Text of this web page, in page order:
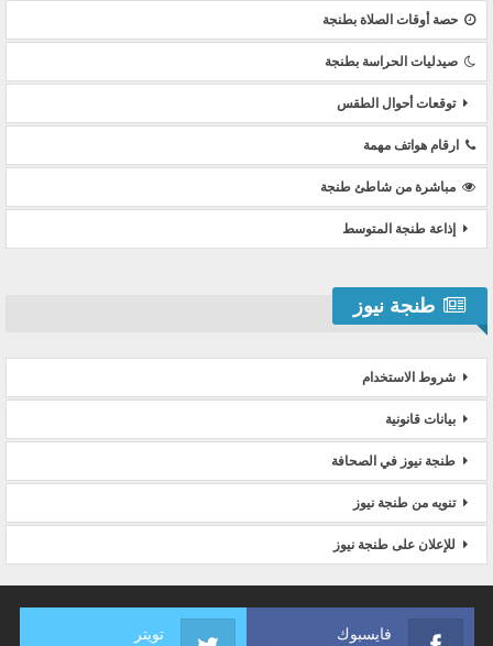
حصة أوقات الصلاة بطنجة
صيدليات الحراسة بطنجة
توقعات أحوال الطقس
ارقام هواتف مهمة
مباشرة من شاطئ طنجة
إذاعة طنجة المتوسط
طنجة نيوز
شروط الاستخدام
بيانات قانونية
طنجة نيوز في الصحافة
تنويه من طنجة نيوز
للإعلان على طنجة نيوز
فايسبوك تويتر